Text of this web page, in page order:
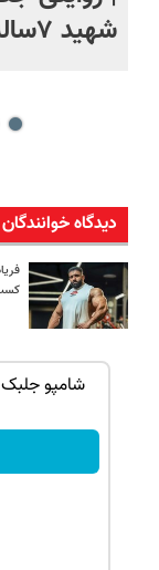
شهید ۷ساله میناب
دیدگاه خوانندگان